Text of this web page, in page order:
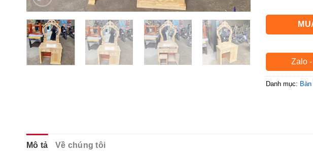
Zalo
Danh mục:
Mô tả Về chúng tôi